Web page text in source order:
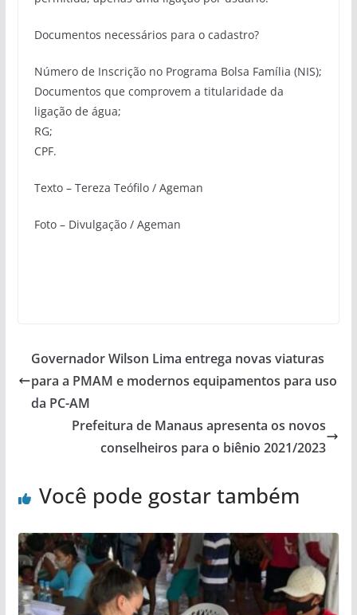
Documentos necessários para o cadastro?
Número de Inscrição no Programa Bolsa Família (NIS);
Documentos que comprovem a titularidade da
ligação de água;
RG;
CPF.
Texto – Tereza Teófilo / Ageman
Foto – Divulgação / Ageman
Governador Wilson Lima entrega novas viaturas
para a PMAM e modernos equipamentos para uso
da PC-AM
Prefeitura de Manaus apresenta os novos
conselheiros para o biênio 2021/2023
Você pode gostar também